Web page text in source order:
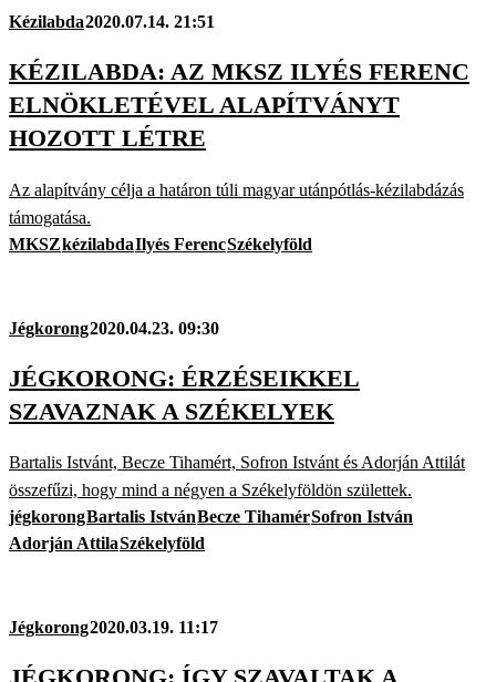
Kézilabda2020.07.14. 21:51
KÉZILABDA: AZ MKSZ ILYÉS FERENC
ELNÖKLETÉVEL ALAPÍTVÁNYT
HOZOTT LÉTRE
Az alapítvány célja a határon túli magyar utánpótlás-kézilabdázás
támogatása.
MKSZkézilabdaIlyés FerencSzékelyföld
Jégkorong2020.04.23. 09:30
JÉGKORONG: ÉRZÉSEIKKEL
SZAVAZNAK A SZÉKELYEK
Bartalis Istvánt, Becze Tihamért, Sofron Istvánt és Adorján Attilát
összefűzi, hogy mind a négyen a Székelyföldön születtek.
jégkorongBartalis IstvánBecze TihamérSofron István
Adorján AttilaSzékelyföld
Jégkorong2020.03.19. 11:17